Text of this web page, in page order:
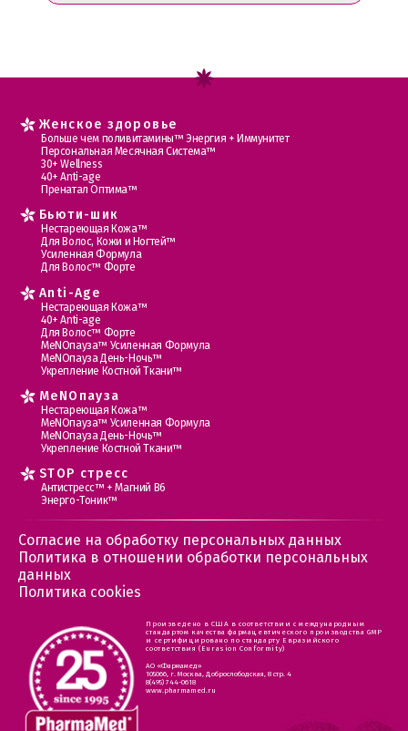
Женское здоровье
Больше чем поливитамины™ Энергия + Иммунитет
Персональная Месячная Система™
30+ Wellness
40+ Anti-age
Пренатал Оптима™
Бьюти-шик
Нестареющая Кожа™
Для Волос, Кожи и Ногтей™
Усиленная Формула
Для Волос™ Форте
Anti-Age
Нестареющая Кожа™
40+ Anti-age
Для Волос™ Форте
МеNOпауза™ Усиленная Формула
МеNOпауза День-Ночь™
Укрепление Костной Ткани™
MеNOпауза
Нестареющая Кожа™
МеNOпауза™ Усиленная Формула
МеNOпауза День-Ночь™
Укрепление Костной Ткани™
STOP стресс
Антистресс™ + Магний В6
Энерго-Тоник™
Согласие на обработку персональных данных
Политика в отношении обработки персональных
данных
Политика cookies
Произведено в США в соответствии с международным
стандартом качества фармацевтического производства GMP
и сертифицировано по стандарту Евразийского
соответствия (Eurasion Conformity)
АО «Фармамед»
105066, г. Москва, Доброслободская, 8 стр. 4
8(495) 744-0618
www.pharmamed.ru